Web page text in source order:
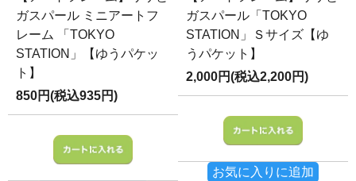
ガスパール ミニアートフ
レーム 「TOKYO
STATION」【ゆうパケッ
ト】
850円(税込935円)
ガスパール「TOKYO
STATION」Ｓサイズ【ゆ
うパケット】
2,000円(税込2,200円)
お気に入りに追加